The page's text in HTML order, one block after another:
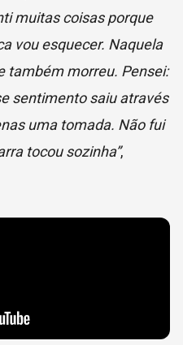
muitas coisas porque
vou esquecer. Naquela
também morreu. Pensei:
sentimento saiu através
uma tomada. Não fui
tocou sozinha”,